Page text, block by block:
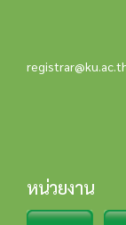
หน่วยงาน